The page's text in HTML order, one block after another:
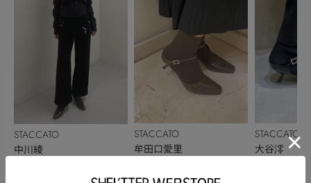
STACCATO
中川綾
STACCATO
牟田口愛里
STACCATO
大谷澪